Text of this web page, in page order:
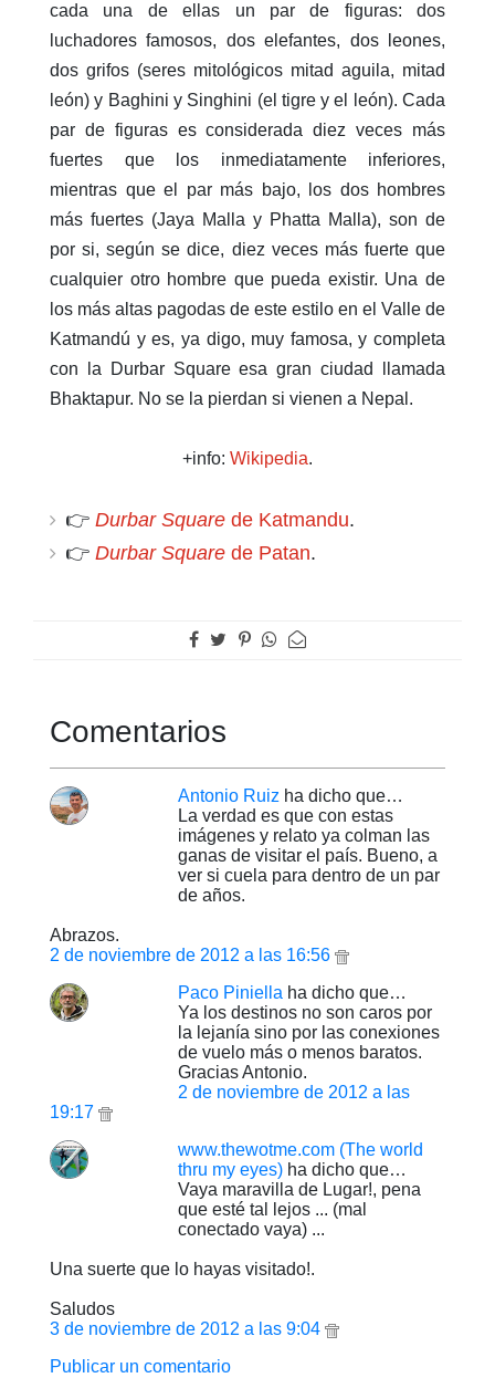
cada una de ellas un par de figuras: dos
luchadores famosos, dos elefantes, dos leones,
dos grifos (seres mitológicos mitad aguila, mitad
león) y Baghini y Singhini (el tigre y el león). Cada
par de figuras es considerada diez veces más
fuertes que los inmediatamente inferiores,
mientras que el par más bajo, los dos hombres
más fuertes (Jaya Malla y Phatta Malla), son de
por si, según se dice, diez veces más fuerte que
cualquier otro hombre que pueda existir. Una de
los más altas pagodas de este estilo en el Valle de
Katmandú y es, ya digo, muy famosa, y completa
con la Durbar Square esa gran ciudad llamada
Bhaktapur. No se la pierdan si vienen a Nepal.
+info: Wikipedia.
👉 Durbar Square de Katmandu.
👉 Durbar Square de Patan.
Comentarios
Antonio Ruiz ha dicho que…
La verdad es que con estas
imágenes y relato ya colman las
ganas de visitar el país. Bueno, a
ver si cuela para dentro de un par
de años.
Abrazos.
2 de noviembre de 2012 a las 16:56
Paco Piniella ha dicho que…
Ya los destinos no son caros por
la lejanía sino por las conexiones
de vuelo más o menos baratos.
Gracias Antonio.
2 de noviembre de 2012 a las
19:17
www.thewotme.com (The world
thru my eyes) ha dicho que…
Vaya maravilla de Lugar!, pena
que esté tal lejos ... (mal
conectado vaya) ...
Una suerte que lo hayas visitado!.
Saludos
3 de noviembre de 2012 a las 9:04
Publicar un comentario